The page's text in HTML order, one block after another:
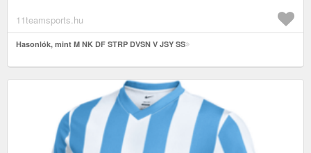
11teamsports.hu
Hasonlók, mint M NK DF STRP DVSN V JSY SS